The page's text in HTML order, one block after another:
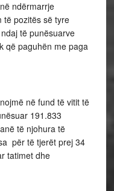
ndërmarrje
të pozitës së tyre
të punësuarve
që paguhën me paga
në fund të vitit të
191.833
të njohura të
për të tjerët prej 34
tatimet dhe